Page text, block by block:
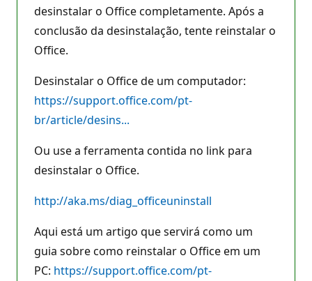
desinstalar o Office completamente. Após a
conclusão da desinstalação, tente reinstalar o
Office.
Desinstalar o Office de um computador:
https://support.office.com/pt-
br/article/desins...
Ou use a ferramenta contida no link para
desinstalar o Office.
http://aka.ms/diag_officeuninstall
Aqui está um artigo que servirá como um
guia sobre como reinstalar o Office em um
PC: https://support.office.com/pt-